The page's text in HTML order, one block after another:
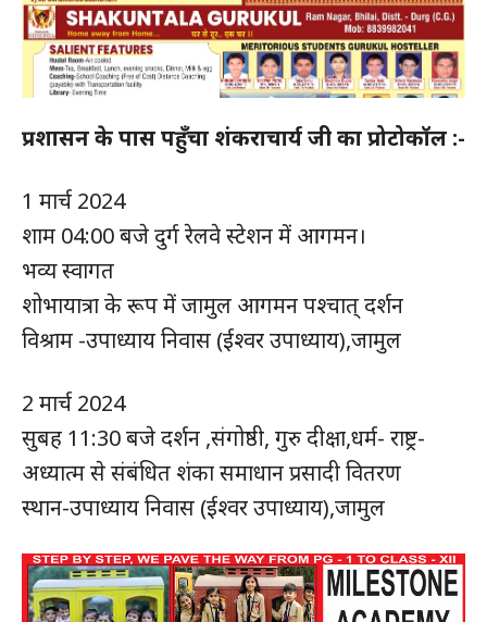
प्रशासन के पास पहुँचा शंकराचार्य जी का प्रोटोकॉल :-
1 मार्च 2024
शाम 04:00 बजे दुर्ग रेलवे स्टेशन में आगमन।
भव्य स्वागत
शोभायात्रा के रूप में जामुल आगमन पश्चात् दर्शन
विश्राम -उपाध्याय निवास (ईश्वर उपाध्याय),जामुल
2 मार्च 2024
सुबह 11:30 बजे दर्शन ,संगोष्ठी, गुरु दीक्षा,धर्म- राष्ट्र-
अध्यात्म से संबंधित शंका समाधान प्रसादी वितरण
स्थान-उपाध्याय निवास (ईश्वर उपाध्याय),जामुल